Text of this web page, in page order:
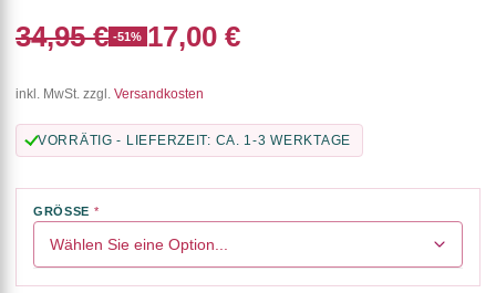
34,95 € -51% 17,00 €
inkl. MwSt. zzgl. Versandkosten
VORRÄTIG - LIEFERZEIT: CA. 1-3 WERKTAGE
GRÖSSE